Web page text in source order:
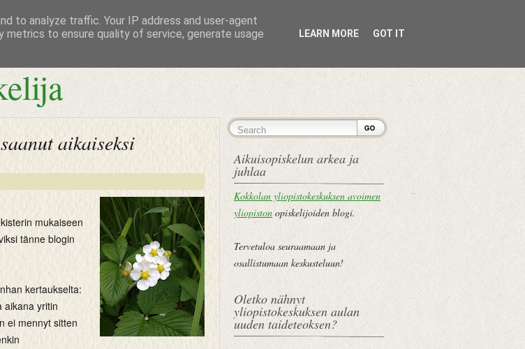
aikaiseksi
mukaiseen
tänne blogin
kertaukselta:
aikana yritin
ei mennyt sitten
Aikuisopiskelun arkea ja
juhlaa
Kokkolan yliopistokeskuksen avoimen
yliopiston opiskelijoiden blogi.
Tervetuloa seuraamaan ja
osallistumaan keskusteluun!
Oletko nähnyt
yliopistokeskuksen aulan
uuden taideteoksen?
to analyze traffic. Your IP address and user-agent
metrics to ensure quality of service, generate usage
LEARN MORE GOT IT